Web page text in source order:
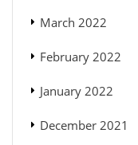
March 2022
February 2022
January 2022
December 2021